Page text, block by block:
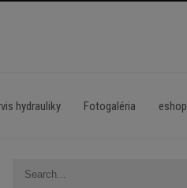
hydrauliky Fotogaléria eshop